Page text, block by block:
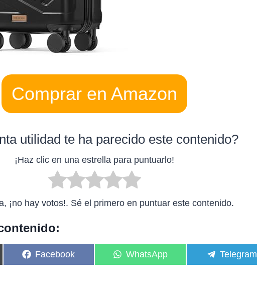
Comprar en Amazon
utilidad te ha parecido este contenido?
¡Haz clic en una estrella para puntuarlo!
¡no hay votos!. Sé el primero en puntuar este contenido.
C
o
Facebook
C
o
WhatsApp
C
o
Telegram